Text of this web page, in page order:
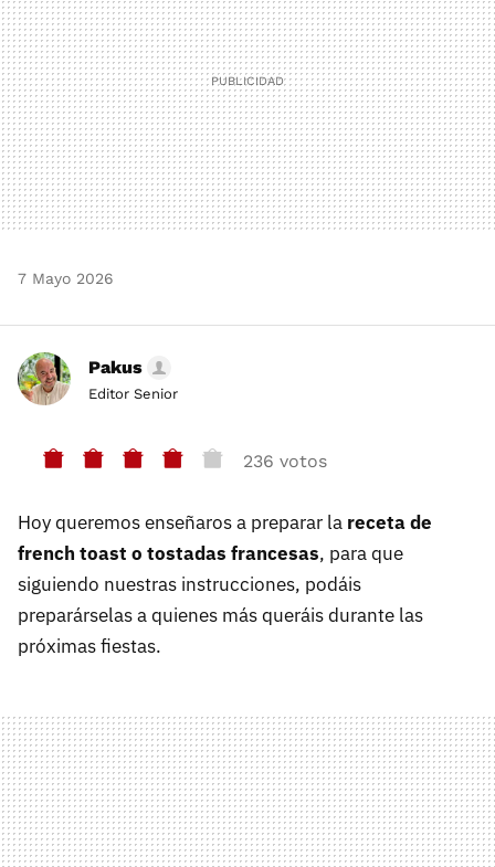
7 Mayo 2026
Pakus
Editor Senior
236 votos
Hoy queremos enseñaros a preparar la receta de
french toast o tostadas francesas, para que
siguiendo nuestras instrucciones, podáis
preparárselas a quienes más queráis durante las
próximas fiestas.